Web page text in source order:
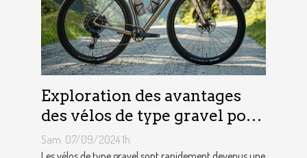
Exploration des avantages
des vélos de type gravel pour
les aventuriers
Sam. 07/09/2024 1h